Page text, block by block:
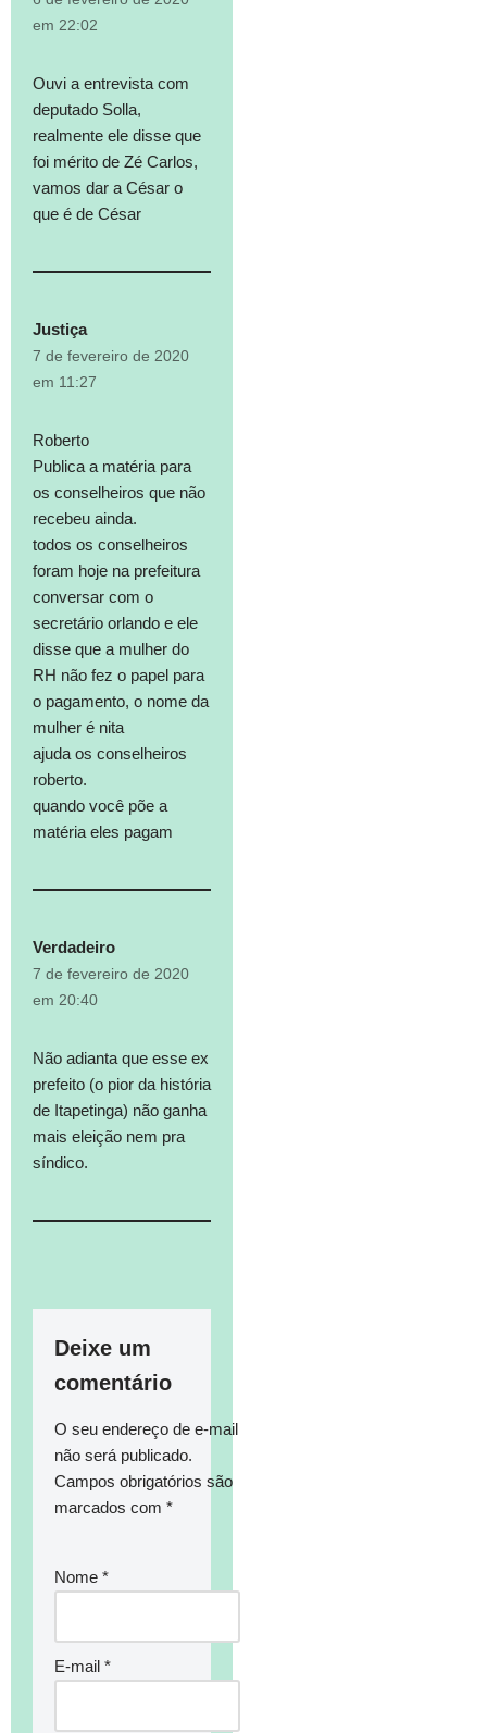
em 22:02
Ouvi a entrevista com
deputado Solla,
realmente ele disse que
foi mérito de Zé Carlos,
vamos dar a César o
que é de César
Justiça
7 de fevereiro de 2020
em 11:27
Roberto
Publica a matéria para
os conselheiros que não
recebeu ainda.
todos os conselheiros
foram hoje na prefeitura
conversar com o
secretário orlando e ele
disse que a mulher do
RH não fez o papel para
o pagamento, o nome da
mulher é nita
ajuda os conselheiros
roberto.
quando você põe a
matéria eles pagam
Verdadeiro
7 de fevereiro de 2020
em 20:40
Não adianta que esse ex
prefeito (o pior da história
de Itapetinga) não ganha
mais eleição nem pra
síndico.
Deixe um
comentário
O seu endereço de e-mail
não será publicado.
Campos obrigatórios são
marcados com *
Nome *
E-mail *